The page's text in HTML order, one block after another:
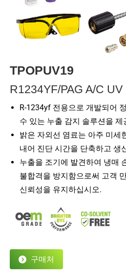
TPOPUV19
R1234YF/PAG A/C
R-1234yf 전용으로 개발되어
수 있는 누출 감지 솔루션을 제
밝은 자외선 염료는 아주 미세
내어 진단 시간을 단축하고 생
누출을 조기에 발견하여 냉매
불합격을 방지함으로써 고객
신뢰성을 유지하십시오.
구매처